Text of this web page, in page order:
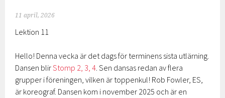
11 april, 2026
Lektion 11
Hello! Denna vecka är det dags för terminens sista utlärning.
Dansen blirStomp 2, 3, 4. Sen dansas redan av flera
grupper i föreningen, vilken är toppenkul! Rob Fowler, ES,
är koreograf. Dansen kom i november 2025 och är en